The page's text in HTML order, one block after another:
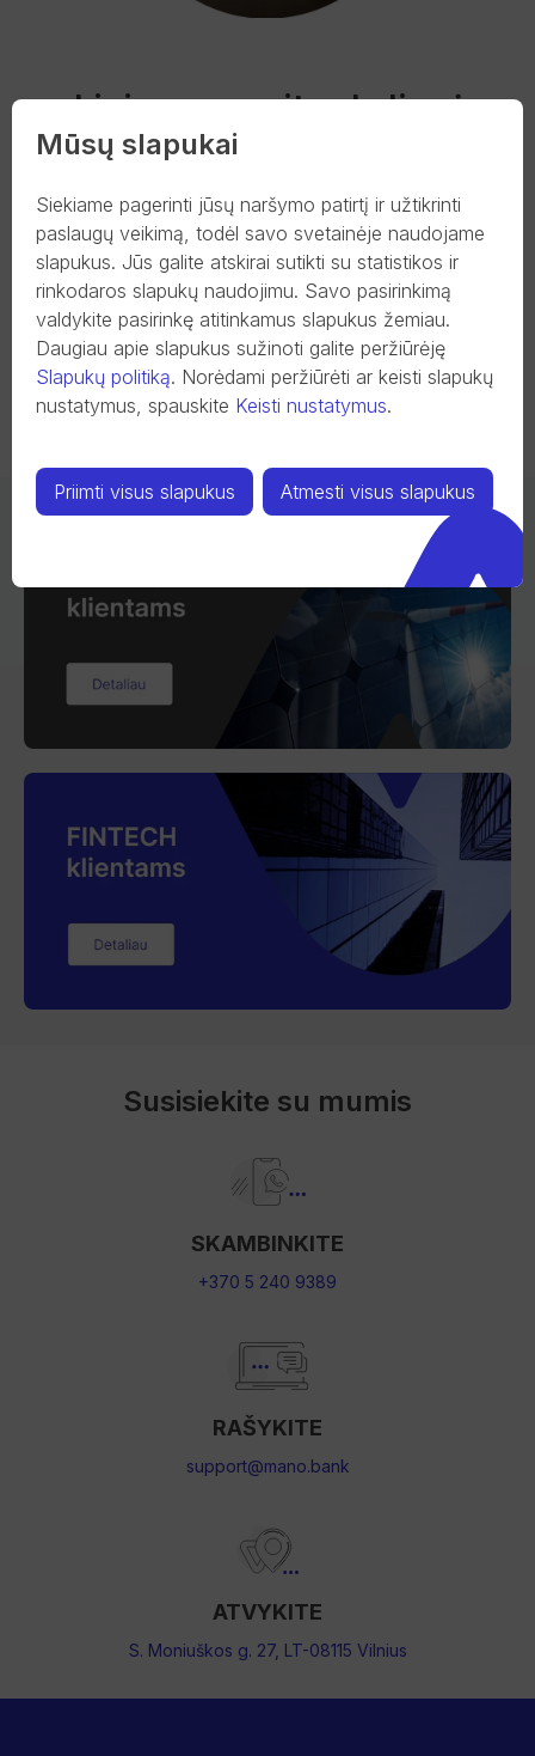
Lizingas: greitas kelias į
norimą automobilį.
Pasinaudokite mūsų siūlomomis lanksčiomis
finansavimo sąlygomis ir rinkitės iš plačios transporto
priemonių įvairovės. Visus formalumus atliksite paprastai
ir greitai nuotoliniu būdu, o mūsų komanda pasirūpins,
kad procesas būtų sklandus ir atitiktų jūsų poreikius.
Sužinoti daugiau
Susisiekite su mumis
SKAMBINKITE
+370 5 240 9389
RAŠYKITE
support@mano.bank
ATVYKITE
S. Moniuškos g. 27, LT-08115 Vilnius
Mūsų slapukai
Siekiame pagerinti jūsų naršymo patirtį ir užtikrinti
paslaugų veikimą, todėl savo svetainėje naudojame
slapukus. Jūs galite atskirai sutikti su statistikos ir
rinkodaros slapukų naudojimu. Savo pasirinkimą
valdykite pasirinkę atitinkamus slapukus žemiau.
Daugiau apie slapukus sužinoti galite peržiūrėję
Slapukų politiką. Norėdami peržiūrėti ar keisti slapukų
nustatymus, spauskite Keisti nustatymus.
Priimti visus slapukus Atmesti visus slapukus